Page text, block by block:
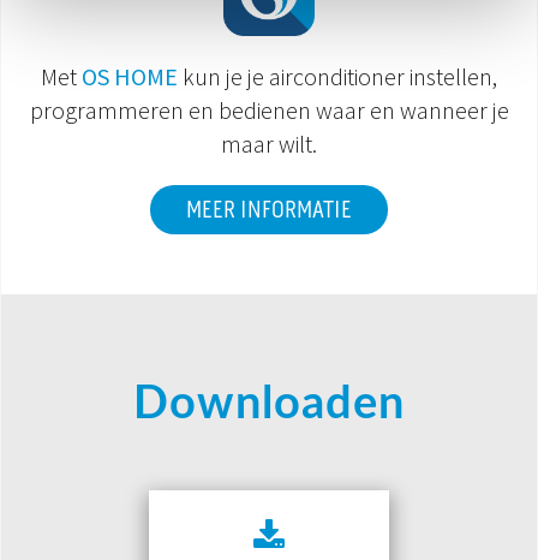
Met OS HOME kun je je airconditioner instellen,
programmeren en bedienen waar en wanneer je
maar wilt.
MEER INFORMATIE
Downloaden